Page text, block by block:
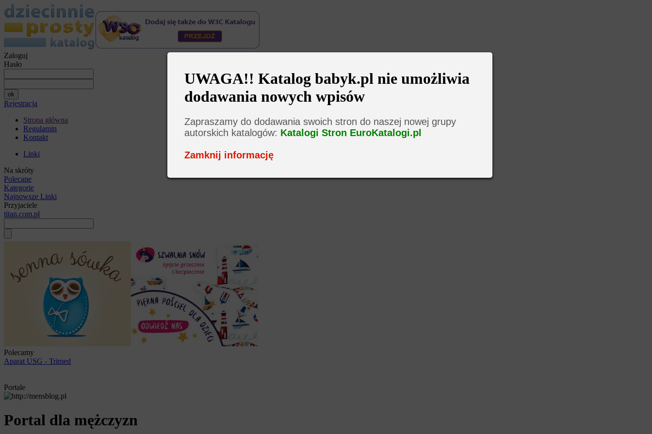
UWAGA!! Katalog babyk.pl nie umożliwia
dodawania nowych wpisów
Zapraszamy do dodawania swoich stron do naszej nowej grupy
autorskich katalogów: Katalogi Stron EuroKatalogi.pl
Zamknij informację
Zaloguj
Hasło
Rejestracja
Strona główna
Regulamin
Kontakt
Linki
Na skróty
Polecane
Kategorie
Najnowsze Linki
Przyjaciele
titan.com.pl
Polecamy
Aparat USG - Trimed
Portale
Portal dla mężczyzn